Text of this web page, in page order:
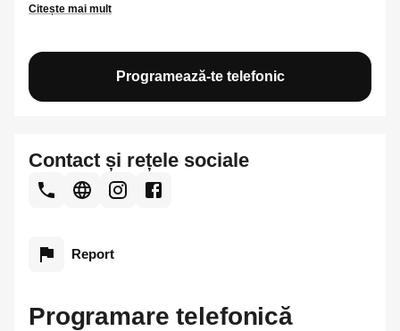
Citește mai mult
Programează-te telefonic
Programare telefonică
Contact și rețele sociale
Report